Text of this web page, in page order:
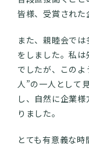
皆様、受賞された
また、親睦会で
をしました。私
でしたが、この
人”の一人として
し、自然に企業
りました。
とても有意義な時